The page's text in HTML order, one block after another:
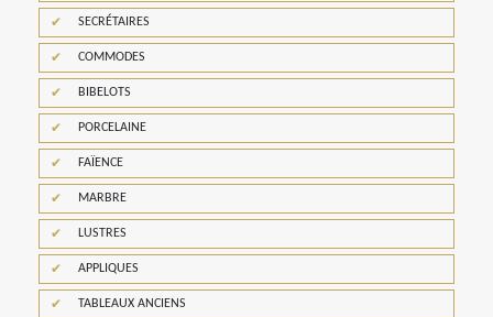
SECRÉTAIRES
COMMODES
BIBELOTS
PORCELAINE
FAÏENCE
MARBRE
LUSTRES
APPLIQUES
TABLEAUX ANCIENS